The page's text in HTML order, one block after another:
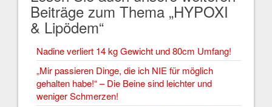
Beiträge zum Thema „HYPOXI
& Lipödem“
Nadine verliert 14 kg Gewicht und 80cm Umfang!
„Mir passieren Dinge, die ich NIE für möglich
gehalten habe!“ – Die Beine sind leichter und
weniger Schmerzen!